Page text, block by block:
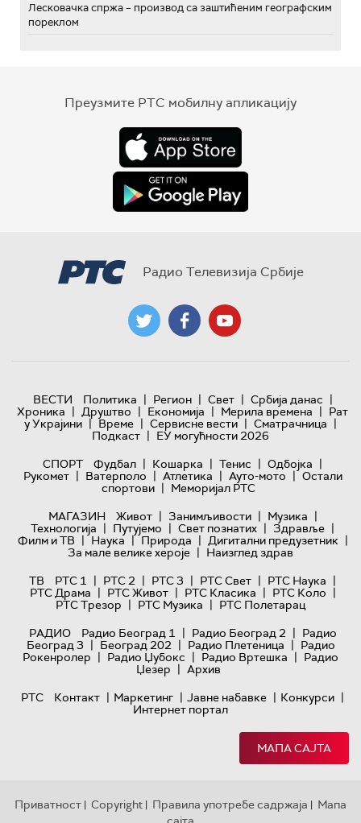
Лесковачка спржа – производ са заштићеним географским
пореклом
Преузмите РТС мобилну апликацију
Радио Телевизија Србије
ВЕСТИ Политика | Регион | Свет | Србија данас |
Хроника | Друштво | Економија | Мерила времена | Рат
у Украјини | Време | Сервисне вести | Сматрачница |
Подкаст | ЕУ могућности 2026
СПОРТ
Фудбал | Кошарка | Тенис | Одбојка |
Рукомет | Ватерполо | Атлетика | Ауто-мото | Остали
спортови | Меморијал РТС
МАГАЗИН
Живот | Занимљивости | Музика |
Технологијa | Путујемо | Свет познатих | Здравље |
Филм и ТВ | Наука | Природа | Дигитални предузетник |
За мале велике хероје | Наизглед здрав
ТВ
РТС 1 | РТС 2 | РТС 3 | РТС Свет | РТС Наука |
РТС Драма | РТС Живот | РТС Класика | РТС Коло |
РТС Трезор | РТС Музика | РТС Полетарац
РАДИО
Радио Београд 1 | Радио Београд 2 | Радио
Београд 3 | Београд 202 | Радио Плетеница | Радио
Рокенролер | Радио Џубокс | Радио Вртешка | Радио
Џезер | Архив
РТС
Контакт | Маркетинг | Јавне набавке | Конкурси |
Интернет портал
МАПА САЈТА
Приватност | Copyright | Правила употребе садржаја | Мапа